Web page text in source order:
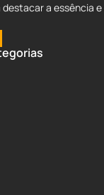
a essência